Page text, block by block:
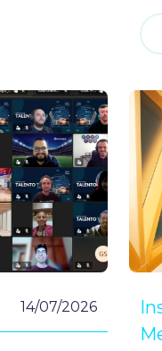
14/07/2026